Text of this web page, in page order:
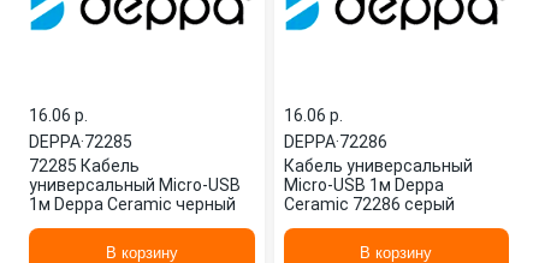
16.06 p.
DEPPA·72285
72285 Кабель
универсальный Micro-USB
1м Deppa Ceramic черный
В корзину
16.06 p.
DEPPA·72286
Кабель универсальный
Micro-USB 1м Deppa
Ceramic 72286 серый
В корзину